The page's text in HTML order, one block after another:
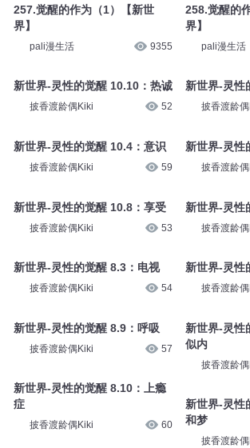
257.觉醒的作为（1）【新世
界】
pali漫生活 9355
新世界-灵性的觉醒 10.10：热诚
披香渡龄偶Kiki 52
新世界-灵性的觉醒 10.4：意识
披香渡龄偶Kiki 59
新世界-灵性的觉醒 10.8：享受
披香渡龄偶Kiki 53
新世界-灵性的觉醒 8.3：电视
披香渡龄偶Kiki 54
新世界-灵性的觉醒 8.9：呼吸
披香渡龄偶Kiki 57
新世界-灵性的觉醒 8.10：上瘾
症
披香渡龄偶Kiki 60
258.觉醒的
界】
pali漫生活
新世界-灵性
披香渡龄
新世界-灵性
披香渡龄
新世界-灵性
披香渡龄
新世界-灵性
披香渡龄
新世界-灵性
似内
披香渡龄
新世界-灵性
和梦
披香渡龄